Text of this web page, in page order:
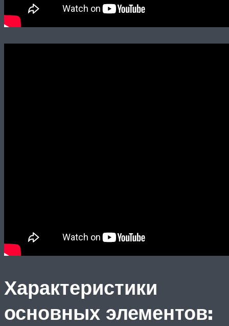
Характеристики
основных элементов: